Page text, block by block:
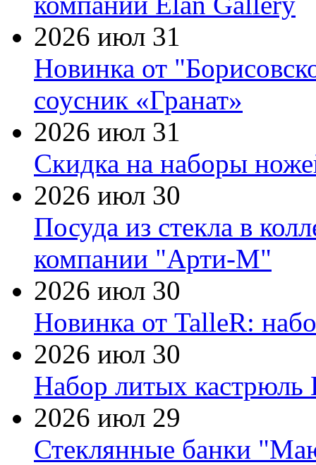
2026 июл 31
Новинка от
соусник «Гранат»
2026 июл 31
Скидка на наборы
2026 июл 30
Посуда из стекла в
компании "Арти-М"
2026 июл 30
Новинка от TalleR:
2026 июл 30
Набор литых кастрюль
2026 июл 29
Стеклянные банки